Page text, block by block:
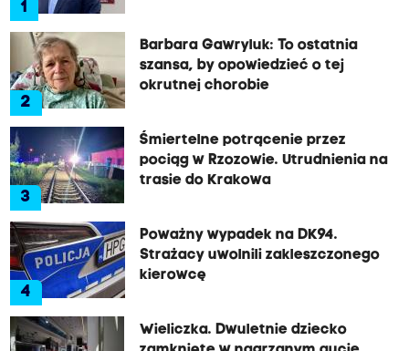
1
2
Barbara Gawryluk: To ostatnia
szansa, by opowiedzieć o tej
okrutnej chorobie
3
Śmiertelne potrącenie przez
pociąg w Rzozowie. Utrudnienia na
trasie do Krakowa
4
Poważny wypadek na DK94.
Strażacy uwolnili zakleszczonego
kierowcę
Wieliczka. Dwuletnie dziecko